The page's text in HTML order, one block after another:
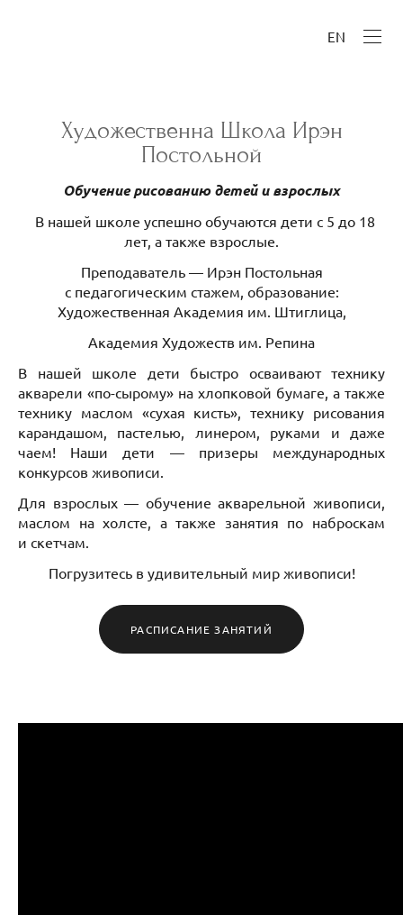
EN
Художественна Школа Ирэн
Постольной
Обучение рисованию детей и взрослых
В нашей школе успешно обучаются дети с 5 до 18
лет, а также взрослые.
Преподаватель — Ирэн Постольная
с педагогическим стажем, образование:
Художественная Академия им. Штиглица,
Академия Художеств им. Репина
В нашей школе дети быстро осваивают технику
акварели «по-сырому» на хлопковой бумаге, а также
технику маслом «сухая кисть», технику рисования
карандашом, пастелью, линером, руками и даже
чаем! Наши дети — призеры международных
конкурсов живописи.
Для взрослых — обучение акварельной живописи,
маслом на холсте, а также занятия по наброскам
и скетчам.
Погрузитесь в удивительный мир живописи!
РАСПИСАНИЕ ЗАНЯТИЙ